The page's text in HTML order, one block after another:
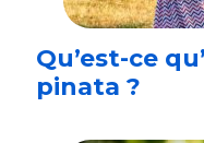
Qu’est-ce
pinata ?